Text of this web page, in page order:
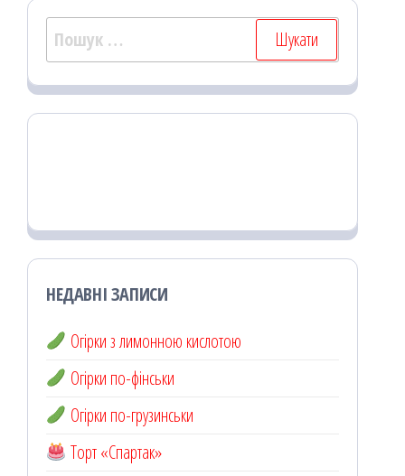
Пошук:
НЕДАВНІ ЗАПИСИ
Огірки з лимонною кислотою
Огірки по-фінськи
Огірки по-грузинськи
Торт «Спартак»